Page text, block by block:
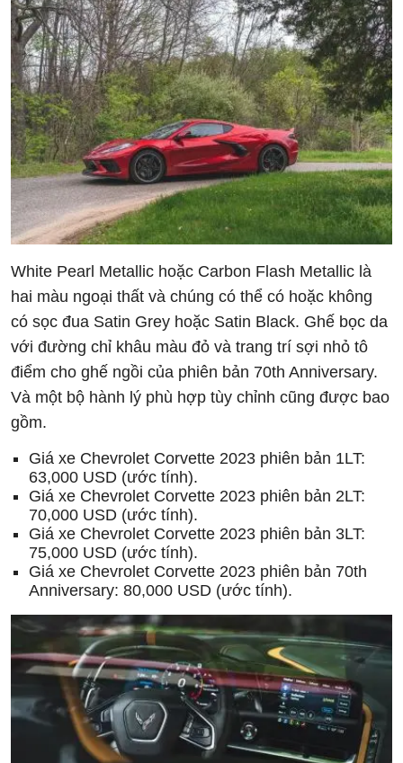
White Pearl Metallic hoặc Carbon Flash Metallic là
hai màu ngoại thất và chúng có thể có hoặc không
có sọc đua Satin Grey hoặc Satin Black. Ghế bọc da
với đường chỉ khâu màu đỏ và trang trí sợi nhỏ tô
điểm cho ghế ngồi của phiên bản 70th Anniversary.
Và một bộ hành lý phù hợp tùy chỉnh cũng được bao
gồm.
Giá xe Chevrolet Corvette 2023 phiên bản 1LT:
63,000 USD (ước tính).
Giá xe Chevrolet Corvette 2023 phiên bản 2LT:
70,000 USD (ước tính).
Giá xe Chevrolet Corvette 2023 phiên bản 3LT:
75,000 USD (ước tính).
Giá xe Chevrolet Corvette 2023 phiên bản 70th
Anniversary: 80,000 USD (ước tính).